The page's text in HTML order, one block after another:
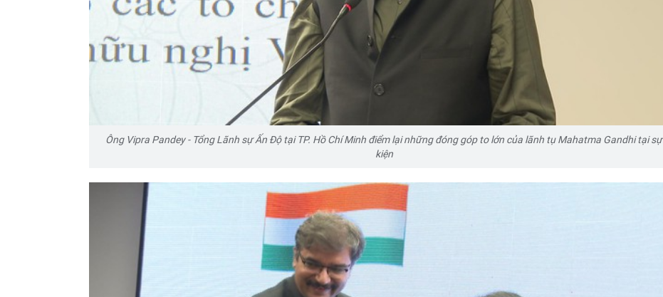
Ông Vipra Pandey - Tổng Lãnh sự Ấn Độ tại TP. Hồ Chí Minh điểm lại những đóng góp to lớn của lãnh tụ Mahatma Gandhi tại sự
kiện